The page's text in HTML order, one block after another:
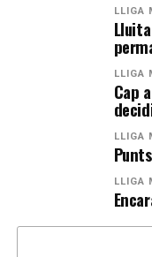
LLIGA
LLIGA
Cap
LLIGA
LLIGA